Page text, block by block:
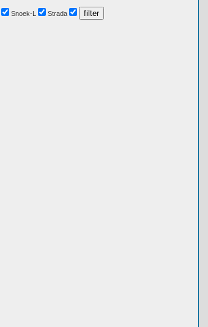
Snoek-L Strada